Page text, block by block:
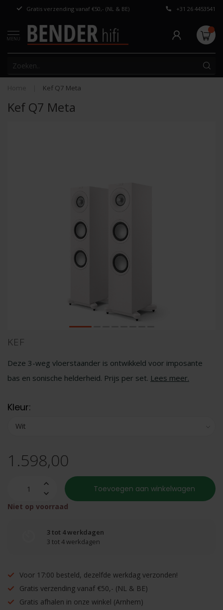
Gratis verzending vanaf €50,- (NL & BE) Persoonlijk
+31 26 4453541
MENU
Home Kef Q7 Meta
Kef Q7 Meta
KEF
Deze 3-weg vloerstaander is ontwikkeld voor imposante
bas en sonische helderheid. Prijs per set. Lees meer.
Kleur:
1.598,00
Toevoegen aan winkelwagen
Niet op voorraad
3 tot 4 werkdagen
3 tot 4 werkdagen
Voor 17:00 besteld, dezelfde werkdag verzonden!
Gratis verzending vanaf €50,- (NL & BE)
Gratis afhalen in onze winkel (Arnhem)